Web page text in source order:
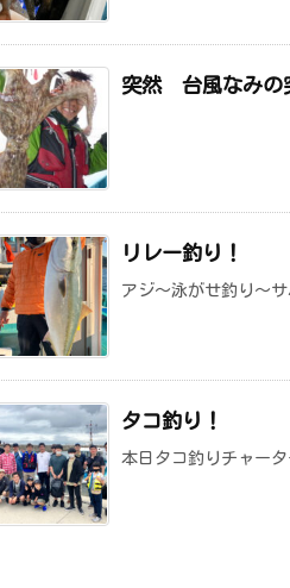
突然 台風なみの
リレー釣り！
アジ～泳がせ釣り～
タコ釣り！
本日タコ釣りチャー